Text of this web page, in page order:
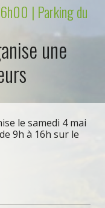
| Parking du
une
le samedi 4 mai
9h à 16h sur le